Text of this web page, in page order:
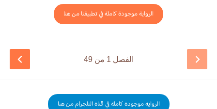
الرواية موجودة كاملة في تطبيقنا من هنا
الفصل 1 من 49
الرواية موجودة كاملة في قناة التلجرام من هنا